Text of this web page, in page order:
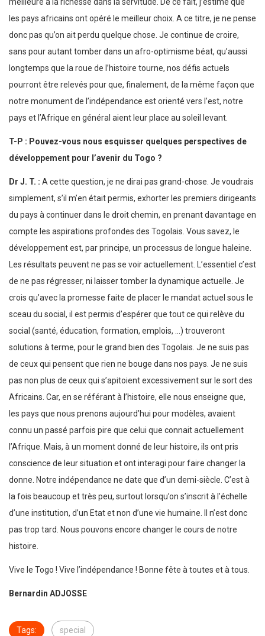
meilleure à la richesse dans la servitude. De ce fait, j’estime que
les pays africains ont opéré le meilleur choix. A ce titre, je ne pense
donc pas qu’on ait perdu quelque chose. Je continue de croire,
sans pour autant tomber dans un afro-optimisme béat, qu’aussi
longtemps que la roue de l’histoire tourne, nos défis actuels
pourront être relevés pour que, finalement, de la même façon que
notre monument de l’indépendance est orienté vers l’est, notre
pays et l’Afrique en général aient leur place au soleil levant.
T-P : Pouvez-vous nous esquisser quelques perspectives de
développement pour l’avenir du Togo ?
Dr J. T. : A cette question, je ne dirai pas grand-chose. Je voudrais
simplement, s’il m’en était permis, exhorter les premiers dirigeants
du pays à continuer dans le droit chemin, en prenant davantage en
compte les aspirations profondes des Togolais. Vous savez, le
développement est, par principe, un processus de longue haleine.
Les résultats peuvent ne pas se voir actuellement. L’essentiel c’est
de ne pas régresser, ni laisser tomber la dynamique actuelle. Je
crois qu’avec la promesse faite de placer le mandat actuel sous le
sceau du social, il est permis d’espérer que tout ce qui relève du
social (santé, éducation, formation, emplois, …) trouveront
solutions à terme, pour le grand bien des Togolais. Je ne suis pas
de ceux qui pensent que rien ne bouge dans nos pays. Je ne suis
pas non plus de ceux qui s’apitoient excessivement sur le sort des
Africains. Car, en se référant à l’histoire, elle nous enseigne que,
les pays que nous prenons aujourd’hui pour modèles, avaient
connu un passé parfois pire que celui que connait actuellement
l’Afrique. Mais, à un moment donné de leur histoire, ils ont pris
conscience de leur situation et ont interagi pour faire changer la
donne. Notre indépendance ne date que d’un demi-siècle. C’est à
la fois beaucoup et très peu, surtout lorsqu’on s’inscrit à l’échelle
d’une institution, d’un Etat et non d’une vie humaine. Il n’est donc
pas trop tard. Nous pouvons encore changer le cours de notre
histoire.
Vive le Togo ! Vive l’indépendance ! Bonne fête à toutes et à tous.
Bernardin ADJOSSE
Tags: special